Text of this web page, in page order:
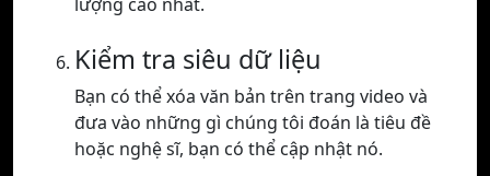
Kiểm tra siêu dữ liệu
Bạn có thể xóa văn bản trên trang video và
đưa vào những gì chúng tôi đoán là tiêu đề
hoặc nghệ sĩ, bạn có thể cập nhật nó.